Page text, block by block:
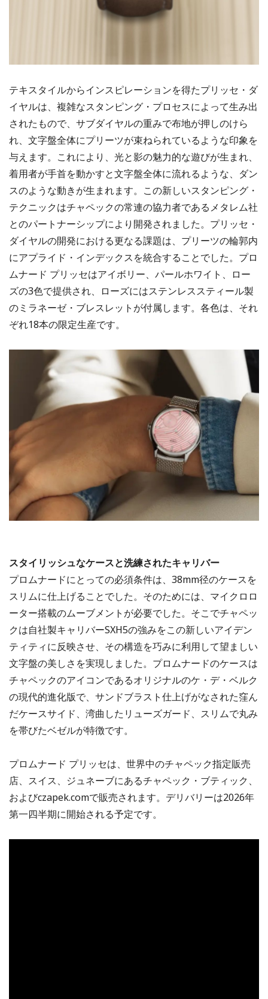
テキスタイルからインスピレーションを得たプリッセ・ダ
イヤルは、複雑なスタンピング・プロセスによって生み出
されたもので、サブダイヤルの重みで布地が押しのけら
れ、文字盤全体にプリーツが束ねられているような印象を
与えます。これにより、光と影の魅力的な遊びが生まれ、
着用者が手首を動かすと文字盤全体に流れるような、ダン
スのような動きが生まれます。この新しいスタンピング・
テクニックはチャペックの常連の協力者であるメタレム社
とのパートナーシップにより開発されました。プリッセ・
ダイヤルの開発における更なる課題は、プリーツの輪郭内
にアプライド・インデックスを統合することでした。プロ
ムナード プリッセはアイボリー、パールホワイト、ロー
ズの3色で提供され、ローズにはステンレススティール製
のミラネーゼ・ブレスレットが付属します。各色は、それ
ぞれ18本の限定生産です。
スタイリッシュなケースと洗練されたキャリバー
プロムナードにとっての必須条件は、38mm径のケースを
スリムに仕上げることでした。そのためには、マイクロロ
ーター搭載のムーブメントが必要でした。そこでチャペッ
クは自社製キャリバーSXH5の強みをこの新しいアイデン
ティティに反映させ、その構造を巧みに利用して望ましい
文字盤の美しさを実現しました。プロムナードのケースは
チャペックのアイコンであるオリジナルのケ・デ・ベルク
の現代的進化版で、サンドブラスト仕上げがなされた窪ん
だケースサイド、湾曲したリューズガード、スリムで丸み
を帯びたベゼルが特徴です。
プロムナード プリッセは、世界中のチャペック指定販売
店、スイス、ジュネーブにあるチャペック・ブティック、
およびczapek.comで販売されます。デリバリーは2026年
第一四半期に開始される予定です。